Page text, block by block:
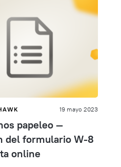
19 mayo 2023
papeleo —
del formulario W-8
online